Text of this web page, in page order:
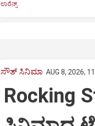
ಲಾರೆನ್ಸ್‌
ಸೌತ್‌ ಸಿನಿಮಾ AUG 8, 2026,
Rocking